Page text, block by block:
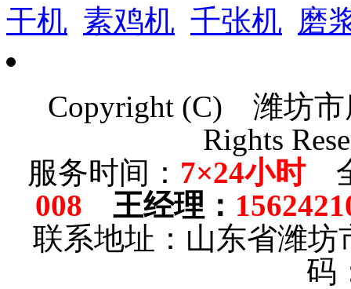
干机 素鸡机 千张机 磨
Copyright (C) 潍坊
Rights
服务时间： 7×24小时全
008 王经理 ：
联系地址：山东省潍
码